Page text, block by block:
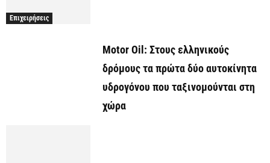
Επιχειρήσεις
Motor Oil: Στους ελληνικούς
δρόμους τα πρώτα δύο αυτοκίνητα
υδρογόνου που ταξινομούνται στη
χώρα